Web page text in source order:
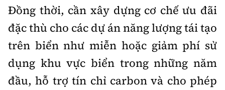
Đồng thời, cần xây dựng cơ chế ưu đãi
đặc thù cho các dự án năng lượng tái tạo
trên biển như miễn hoặc giảm phí sử
dụng khu vực biển trong những năm
đầu, hỗ trợ tín chỉ carbon và cho phép